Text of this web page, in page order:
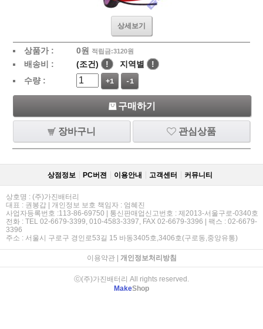
상세보기
상품가 : 0원 적립금:3120원
배송비 : (조건) ! 지역별
!
수량 :
+1 -1
구매하기
장바구니 관심상품
상점정보 PC버젼 이용안내 고객센터 커뮤니티
상호명 : (주)가진배터리
대표 : 권봉갑 | 개인정보 보호 책임자 : 엄혜진
사업자등록번호 :113-86-69750 | 통신판매업신고번호 : 제2013-서울구로-0340호
전화 : TEL 02-6679-3399, 010-4583-3397, FAX 02-6679-3396 | 팩스 : 02-6679-
3396
주소 : 서울시 구로구 경인로53길 15 바동3405호,3406호(구로동,중앙유통)
이용약관| 개인정보처리방침
ⓒ(주)가진배터리 All rights reserved.
MakeShop